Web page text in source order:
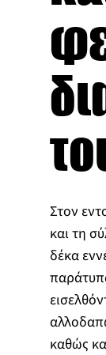
Στον
και τη
δέκα
καθώς